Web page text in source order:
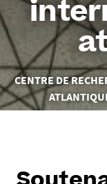
Vous
êtes
ici :
CENTRE DE